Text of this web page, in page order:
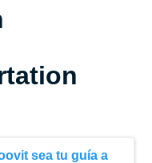
sea tu guía a